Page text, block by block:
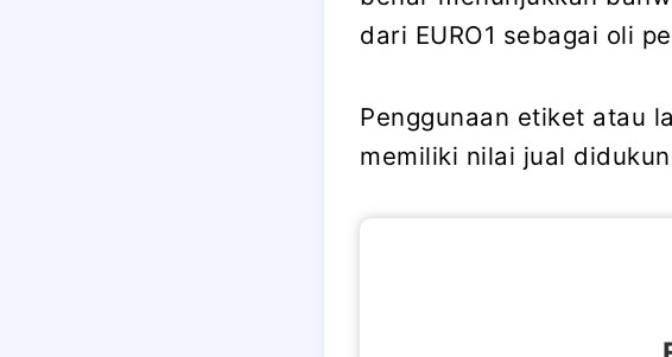
dari EURO1 sebagai oli
Penggunaan etiket atau
memiliki nilai jual